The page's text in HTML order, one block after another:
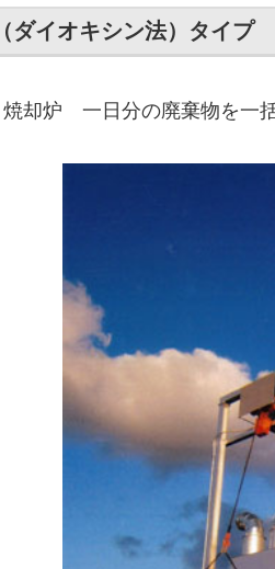
ダイオキシン法）タイプ
却炉 一日分の廃棄物を一